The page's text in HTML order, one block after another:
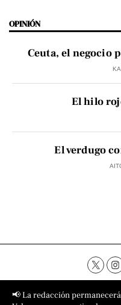
OPINIÓN
Ceuta, el negocio
El hilo
El verdugo
Contacto Aviso
Política de
📢 La redacción